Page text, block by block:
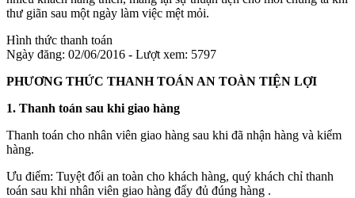
thư giãn sau một ngày làm việc mệt mỏi.
Hình thức thanh toán
Ngày đăng: 02/06/2016 - Lượt xem: 5797
PHƯƠNG THỨC THANH TOÁN AN TOÀN TIỆN LỢI
1. Thanh toán sau khi giao hàng
Thanh toán cho nhân viên giao hàng sau khi đã nhận hàng và kiểm
hàng.
Ưu điểm: Tuyệt đối an toàn cho khách hàng, quý khách chỉ thanh
toán sau khi nhân viên giao hàng đẩy đủ đúng hàng .